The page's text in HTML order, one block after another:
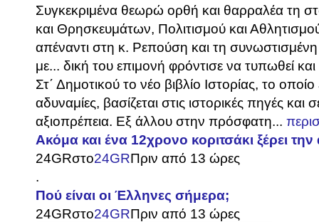
Συγκεκριμένα θεωρώ ορθή και θαρραλέα τη
και Θρησκευμάτων, Πολιτισμού και
απέναντι στη κ. Ρεπούση και τη
με... δική του επιμονή φρόντισε να τυπωθεί
Στ΄ Δημοτικού το νέο βιβλίο Ιστορίας, το οποίο
αδυναμίες, βασίζεται στις ιστορικές πηγές και
αξιοπρέπεια. Εξ άλλου στην πρόσφατη...
Ακόμα και ένα 12χρονο κοριτσάκι ξέρει την
24GRστο24GRΠριν από 13 ώρες
.
Πού είναι οι Έλληνες σήμερα;
24GRστο24GRΠριν από 13 ώρες